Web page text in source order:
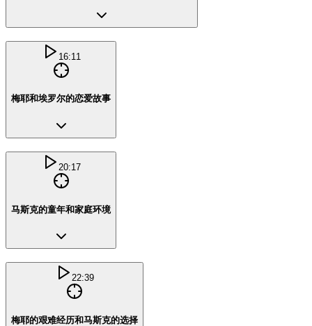
16:11
梅耶和埃罗尔的恋爱故事
20:17
马斯克的童年和家庭环境
22:39
梅耶的艰难经历和马斯克的选择